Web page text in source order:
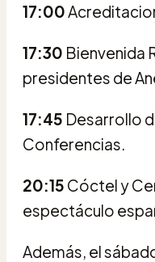
17:00
17:30 Bienvenida
presidentes de
17:45 Desarrollo
Conferencias.
20:15 Cóctel y
espectáculo
Además, el